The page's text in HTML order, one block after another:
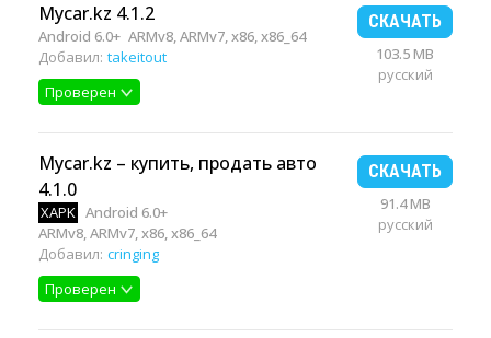
Mycar.kz 4.1.2
Android 6.0+ ARMv8, ARMv7, x86, x86_64
Добавил: takeitout
Проверен
СКАЧАТЬ
103.5 MB
русский
Mycar.kz – купить, продать авто
4.1.0
XAPK Android 6.0+
ARMv8, ARMv7, x86, x86_64
Добавил: cringing
Проверен
СКАЧАТЬ
91.4 MB
русский